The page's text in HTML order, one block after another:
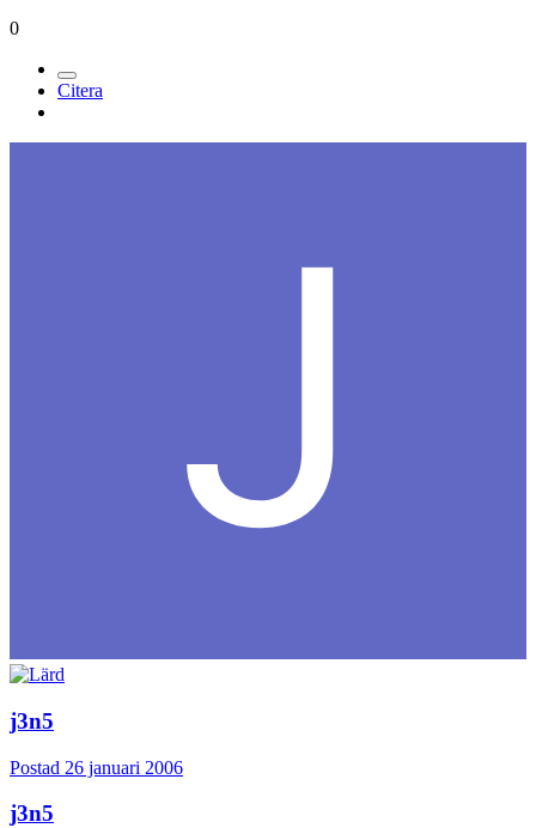
0
Citera
j3n5
Postad 26 januari 2006
j3n5